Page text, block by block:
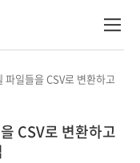
일들을 CSV로 변환하고
CSV로 변환하고